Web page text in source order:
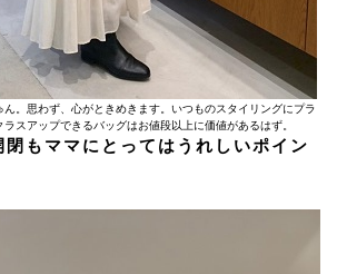
。思わず、心がときめきます。いつものスタイリングにプラ
スアップできるバッグはお値段以上に価値があるはず。
もママにとってはうれしいポイン